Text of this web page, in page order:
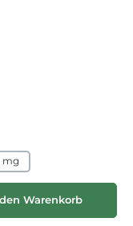
mg
benutze die
Warenkorb